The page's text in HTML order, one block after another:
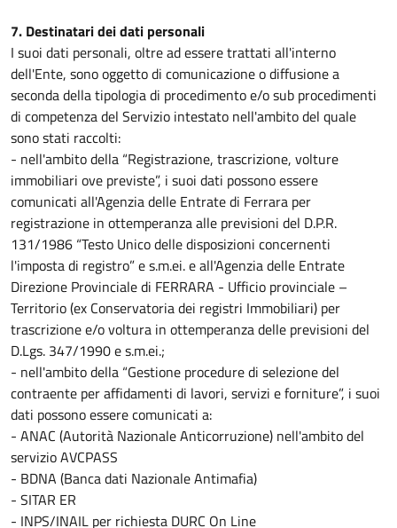
7. Destinatari dei dati personali
I suoi dati personali, oltre ad essere trattati all'interno
dell'Ente, sono oggetto di comunicazione o diffusione a
seconda della tipologia di procedimento e/o sub procedimenti
di competenza del Servizio intestato nell'ambito del quale
sono stati raccolti:
- nell'ambito della “Registrazione, trascrizione, volture
immobiliari ove previste”, i suoi dati possono essere
comunicati all'Agenzia delle Entrate di Ferrara per
registrazione in ottemperanza alle previsioni del D.P.R.
131/1986 “Testo Unico delle disposizioni concernenti
l'imposta di registro” e s.m.ei. e all'Agenzia delle Entrate
Direzione Provinciale di FERRARA - Ufficio provinciale –
Territorio (ex Conservatoria dei registri Immobiliari) per
trascrizione e/o voltura in ottemperanza delle previsioni del
D.Lgs. 347/1990 e s.m.ei.;
- nell'ambito della “Gestione procedure di selezione del
contraente per affidamenti di lavori, servizi e forniture”, i suoi
dati possono essere comunicati a:
- ANAC (Autorità Nazionale Anticorruzione) nell'ambito del
servizio AVCPASS
- BDNA (Banca dati Nazionale Antimafia)
- SITAR ER
- INPS/INAIL per richiesta DURC On Line